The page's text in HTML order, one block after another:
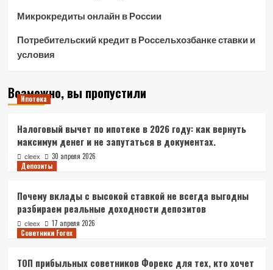
Микрокредиты онлайн в России
Потребительский кредит в Россельхозбанке ставки и
условия
Возможно, вы пропустили
Ипотека
Налоговый вычет по ипотеке в 2026 году: как вернуть
максимум денег и не запутаться в документах.
cleex
30 апреля 2026
Депозиты
Почему вклады с высокой ставкой не всегда выгодны
разбираем реальные доходности депозитов
cleex
17 апреля 2026
Советники Forex
ТОП прибыльных советников Форекс для тех, кто хочет